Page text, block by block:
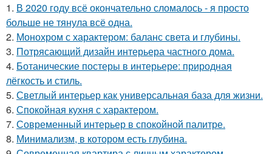
1. В 2020 году всё окончательно сломалось - я просто
больше не тянула всё одна.
2. Монохром с характером: баланс света и глубины.
3. Потрясающий дизайн интерьера частного дома.
4. Ботанические постеры в интерьере: природная
лёгкость и стиль.
5. Светлый интерьер как универсальная база для жизни.
6. Спокойная кухня с характером.
7. Современный интерьер в спокойной палитре.
8. Минимализм, в котором есть глубина.